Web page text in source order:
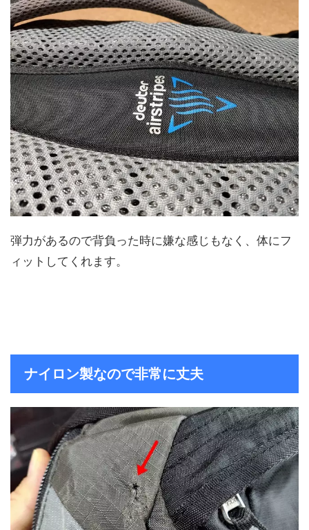
弾力があるので背負った時に嫌な感じもなく、体にフ
ィットしてくれます。
ナイロン製なので非常に丈夫